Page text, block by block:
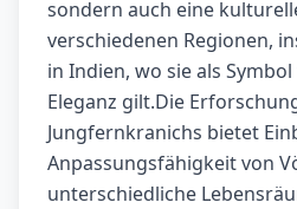
sondern auch eine
verschiedenen Regionen,
in Indien, wo sie als
Eleganz gilt.Die
Jungfernkranichs bietet
Anpassungsfähigkeit von
unterschiedliche